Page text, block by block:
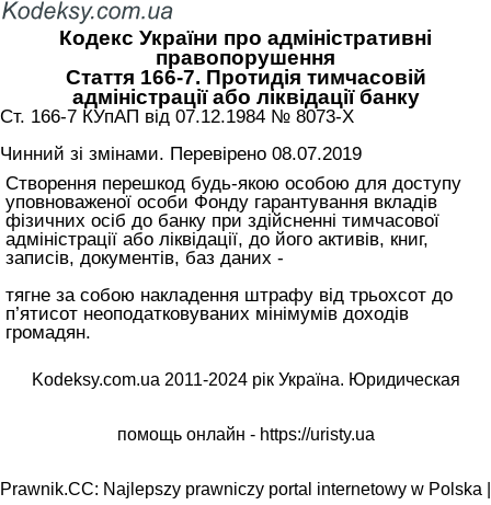
Кодекс України про адміністративні
правопорушення
Стаття 166-7. Протидія тимчасовій
адміністрації або ліквідації банку
Ст. 166-7 КУпАП вiд 07.12.1984 № 8073-X
Чинний зі змінами. Перевірено 08.07.2019
Створення перешкод будь-якою особою для доступу
уповноваженої особи Фонду гарантування вкладів
фізичних осіб до банку при здійсненні тимчасової
адміністрації або ліквідації, до його активів, книг,
записів, документів, баз даних -
тягне за собою накладення штрафу від трьохсот до
п’ятисот неоподатковуваних мінімумів доходів
громадян.
Kodeksy.com.ua 2011-2024 рік Україна. Юридическая
помощь онлайн - https://uristy.ua
Prawnik.CC: Najlepszy prawniczy portal internetowy w Polska |